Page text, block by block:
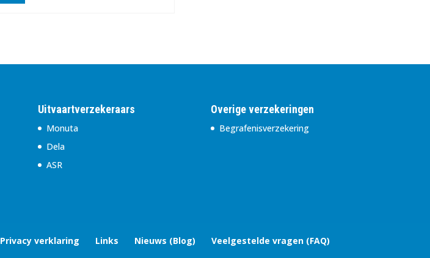
Uitvaartverzekeraars
Monuta
Dela
ASR
Overige verzekeringen
Begrafenisverzekering
Privacy verklaring Links Nieuws (Blog) Veelgestelde vragen (FAQ)